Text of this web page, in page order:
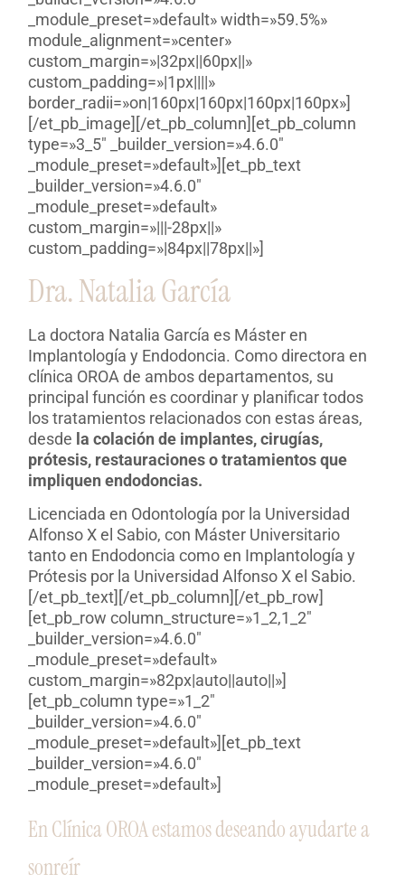
_module_preset=»default» width=»59.5%»
module_alignment=»center»
custom_margin=»|32px||60px||»
custom_padding=»|1px||||»
border_radii=»on|160px|160px|160px|160px»]
[/et_pb_image][/et_pb_column][et_pb_column
type=»3_5″ _builder_version=»4.6.0″
_module_preset=»default»][et_pb_text
_builder_version=»4.6.0″
_module_preset=»default»
custom_margin=»|||-28px||»
custom_padding=»|84px||78px||»]
Dra. Natalia García
La doctora Natalia García es Máster en
Implantología y Endodoncia. Como directora en
clínica OROA de ambos departamentos, su
principal función es coordinar y planificar todos
los tratamientos relacionados con estas áreas,
desde la colación de implantes, cirugías,
prótesis, restauraciones o tratamientos que
impliquen endodoncias.
Licenciada en Odontología por la Universidad
Alfonso X el Sabio, con Máster Universitario
tanto en Endodoncia como en Implantología y
Prótesis por la Universidad Alfonso X el Sabio.
[/et_pb_text][/et_pb_column][/et_pb_row]
[et_pb_row column_structure=»1_2,1_2″
_builder_version=»4.6.0″
_module_preset=»default»
custom_margin=»82px|auto||auto||»]
[et_pb_column type=»1_2″
_builder_version=»4.6.0″
_module_preset=»default»][et_pb_text
_builder_version=»4.6.0″
_module_preset=»default»]
En Clínica OROA estamos deseando ayudarte a
sonreír